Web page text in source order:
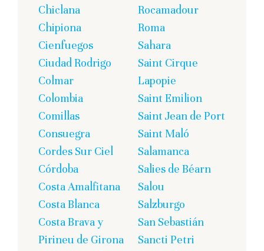
Chiclana
Chipiona
Cienfuegos
Ciudad Rodrigo
Colmar
Colombia
Comillas
Consuegra
Cordes Sur Ciel
Córdoba
Costa Amalfitana
Costa Blanca
Costa Brava y
Pirineu de Girona
Rocamadour
Roma
Sahara
Saint Cirque
Lapopie
Saint Emilion
Saint Jean de Port
Saint Maló
Salamanca
Salies de Béarn
Salou
Salzburgo
San Sebastián
Sancti Petri